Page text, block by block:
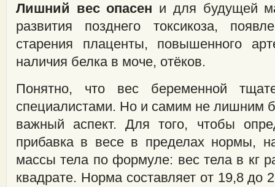
Лишний вес опасен и для будущей
развития позднего токсикоза,
старения плаценты, повышенного
наличия белка в моче, отёков.
Понятно, что вес беременной
специалистами. Но и самим не лишним
важный аспект. Для того, чтобы
прибавка в весе в пределах нормы,
массы тела по формуле: вес тела в кг
квадрате. Норма составляет от 19,8 до